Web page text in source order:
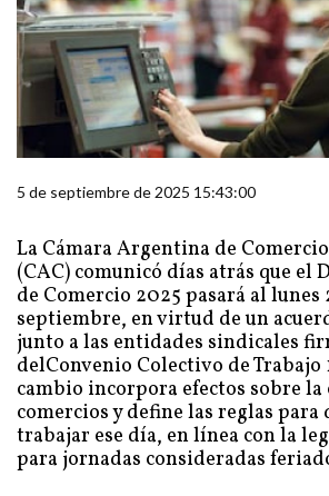
5 de septiembre de 2025 15:43:00
La Cámara Argentina de
(CAC) comunicó días atrás que el
de Comercio 2025 pasará al lunes
septiembre, en virtud de un
junto a las entidades sindicales
delConvenio Colectivo de Trabajo
cambio incorpora efectos sobre
comercios y define las reglas para
trabajar ese día, en línea con la
para jornadas consideradas